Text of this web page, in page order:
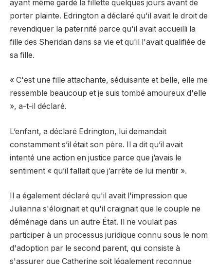
ayant même gardé la fillette quelques jours avant de
porter plainte. Edrington a déclaré qu'il avait le droit de
revendiquer la paternité parce qu'il avait accueilli la
fille des Sheridan dans sa vie et qu'il l'avait qualifiée de
sa fille.
« C'est une fille attachante, séduisante et belle, elle me
ressemble beaucoup et je suis tombé amoureux d'elle
», a-t-il déclaré.
L’enfant, a déclaré Edrington, lui demandait
constamment s’il était son père. Il a dit qu’il avait
intenté une action en justice parce que j’avais le
sentiment « qu’il fallait que j’arrête de lui mentir ».
Il a également déclaré qu'il avait l'impression que
Julianna s'éloignait et qu'il craignait que le couple ne
déménage dans un autre État. Il ne voulait pas
participer à un processus juridique connu sous le nom
d'adoption par le second parent, qui consiste à
s'assurer que Catherine soit légalement reconnue